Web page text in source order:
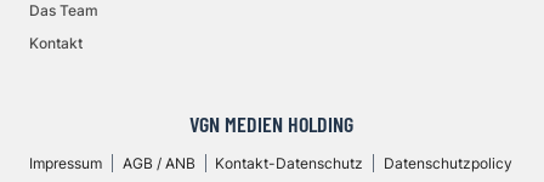
Das Team
Kontakt
VGN MEDIEN HOLDING
Impressum AGB / ANB Kontakt-Datenschutz
Datenschutzpolicy